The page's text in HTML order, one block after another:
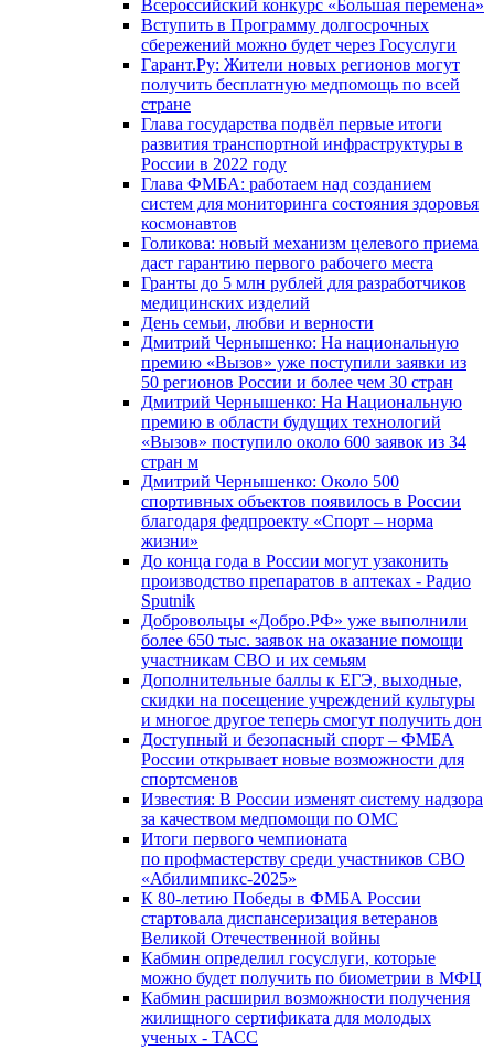
Всероссийский конкурс «Большая перемена»
Вступить в Программу долгосрочных
сбережений можно будет через Госуслуги
Гарант.Ру: Жители новых регионов могут
получить бесплатную медпомощь по всей
стране
Глава государства подвёл первые итоги
развития транспортной инфраструктуры в
России в 2022 году
Глава ФМБА: работаем над созданием
систем для мониторинга состояния здоровья
космонавтов
Голикова: новый механизм целевого приема
даст гарантию первого рабочего места
Гранты до 5 млн рублей для разработчиков
медицинских изделий
День семьи, любви и верности
Дмитрий Чернышенко: На национальную
премию «Вызов» уже поступили заявки из
50 регионов России и более чем 30 стран
Дмитрий Чернышенко: На Национальную
премию в области будущих технологий
«Вызов» поступило около 600 заявок из 34
стран м
Дмитрий Чернышенко: Около 500
спортивных объектов появилось в России
благодаря федпроекту «Спорт – норма
жизни»
До конца года в России могут узаконить
производство препаратов в аптеках - Радио
Sputnik
Добровольцы «Добро.РФ» уже выполнили
более 650 тыс. заявок на оказание помощи
участникам СВО и их семьям
Дополнительные баллы к ЕГЭ, выходные,
скидки на посещение учреждений культуры
и многое другое теперь смогут получить дон
Доступный и безопасный спорт – ФМБА
России открывает новые возможности для
спортсменов
Известия: В России изменят систему надзора
за качеством медпомощи по ОМС
Итоги первого чемпионата
по профмастерству среди участников СВО
«Абилимпикс-2025»
К 80-летию Победы в ФМБА России
стартовала диспансеризация ветеранов
Великой Отечественной войны
Кабмин определил госуслуги, которые
можно будет получить по биометрии в МФЦ
Кабмин расширил возможности получения
жилищного сертификата для молодых
ученых - ТАСС